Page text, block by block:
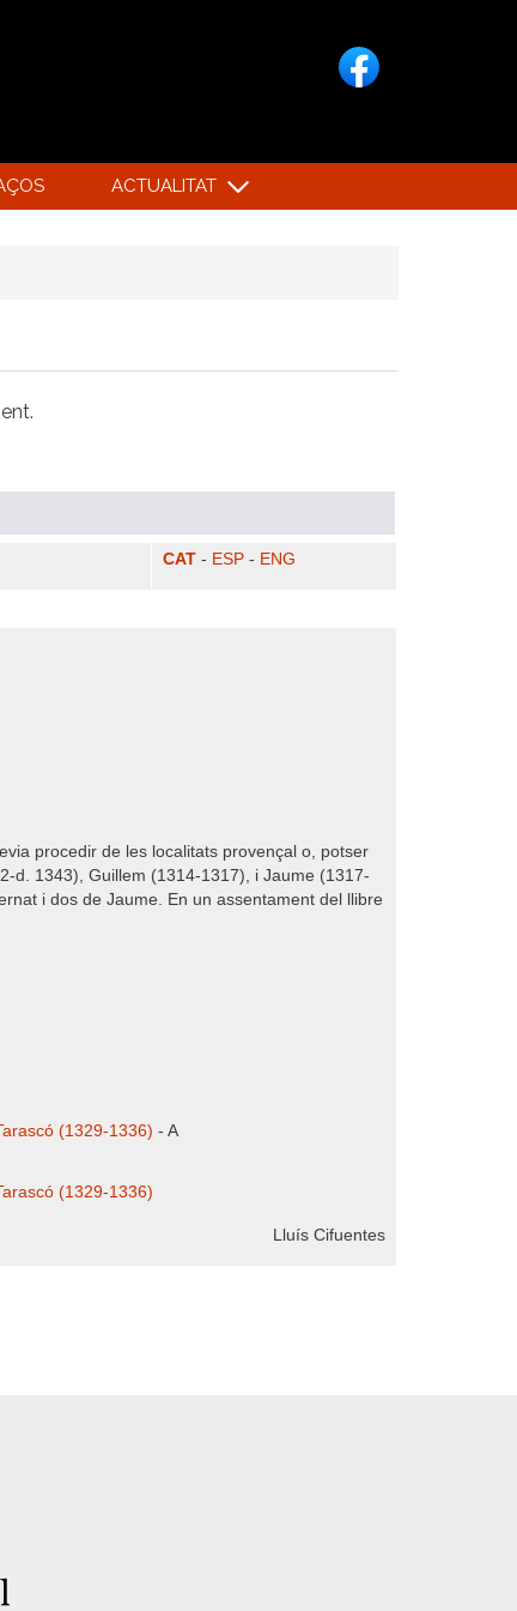
ACTUALITAT
CAT - ESP - ENG
procedir de les localitats provençal o, potser
d. 1343), Guillem (1314-1317), i Jaume (1317-
i dos de Jaume. En un assentament del llibre
(1329-1336) - A
(1329-1336)
Lluís Cifuentes